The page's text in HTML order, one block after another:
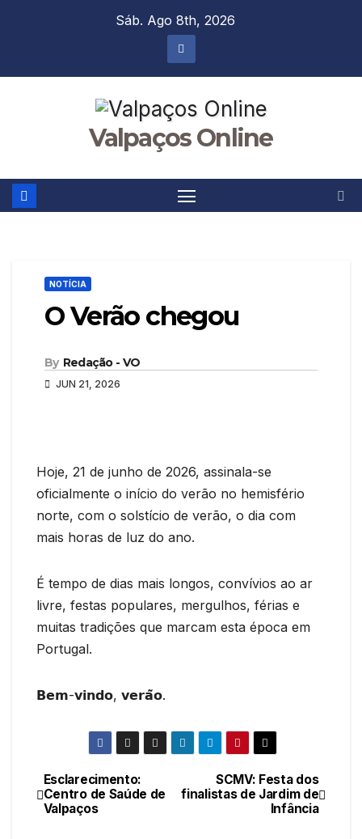
Sáb. Ago 8th, 2026
Valpaços Online
NOTÍCIA
O Verão chegou
By Redação - VO
JUN 21, 2026
Hoje, 21 de junho de 2026, assinala-se
oficialmente o início do verão no hemisfério
norte, com o solstício de verão, o dia com
mais horas de luz do ano.
É tempo de dias mais longos, convívios ao ar
livre, festas populares, mergulhos, férias e
muitas tradições que marcam esta época em
Portugal.
𝗕𝗲𝗺-𝘃𝗶𝗻𝗱𝗼, 𝘃𝗲𝗿𝗮̃𝗼.
Navegação
de
SCMV: Festa dos
finalistas de Jardim de
Infância
Esclarecimento:
Centro de Saúde de
Valpaços